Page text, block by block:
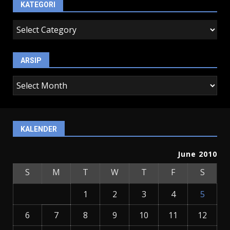
KATEGORI
kategori
ARSIP
arsip
KALENDER
June 2010
S M T W T F
S
1
2 3 4
5
6
7 8 9 10 11
12